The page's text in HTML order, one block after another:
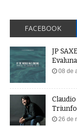
FACEBOOK
JP
08 de
Triunfo
26 de